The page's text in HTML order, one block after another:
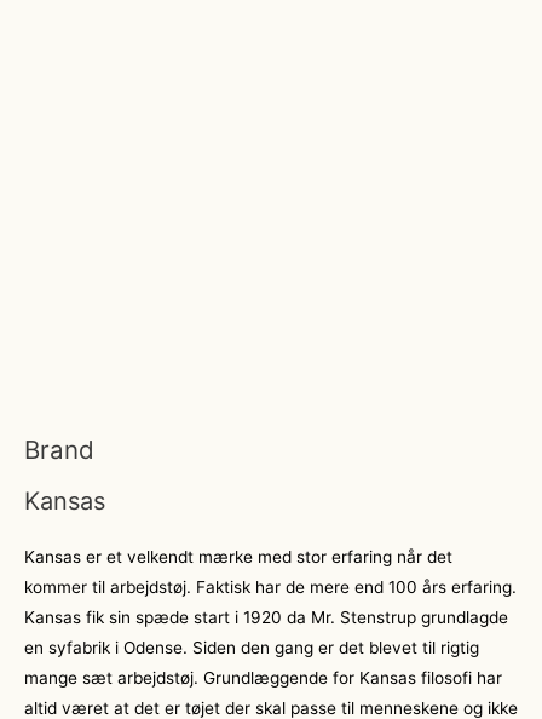
Brand
Kansas
Kansas er et velkendt mærke med stor erfaring når det
kommer til arbejdstøj. Faktisk har de mere end 100 års erfaring.
Kansas fik sin spæde start i 1920 da Mr. Stenstrup grundlagde
en syfabrik i Odense. Siden den gang er det blevet til rigtig
mange sæt arbejdstøj. Grundlæggende for Kansas filosofi har
altid været at det er tøjet der skal passe til menneskene og ikke